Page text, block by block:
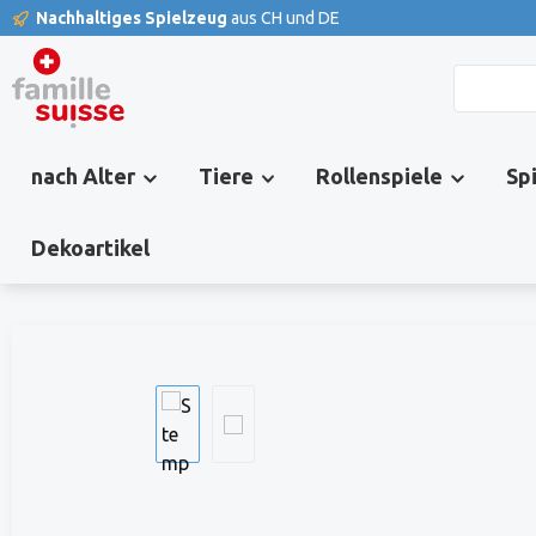
Zur Hauptnavigation springen
Nachhaltiges Spielzeug aus CH und DE
nach Alter Tiere Rollenspiele
Dekoartikel
Bildergalerie überspringen